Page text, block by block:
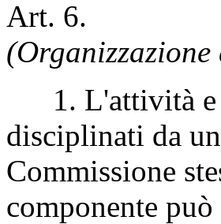
Art. 6.
1. L'attività e
disciplinati da
Commissione
componente